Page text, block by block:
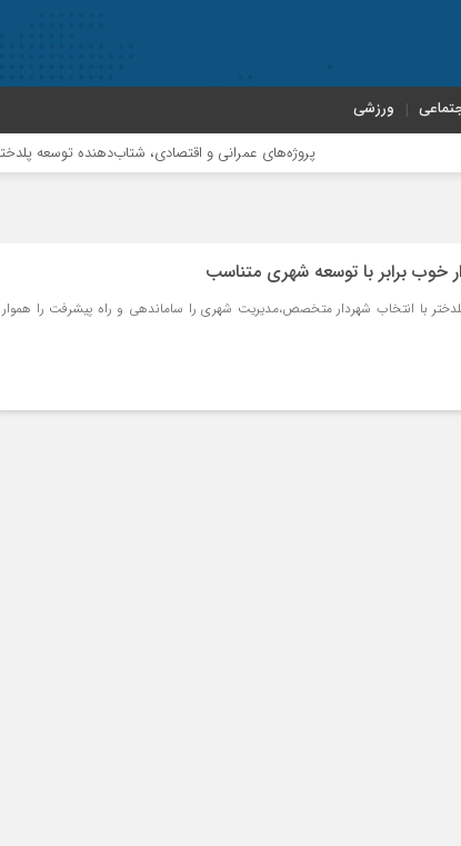
ورزشی
پروژه‌های عمرانی و اقتصادی، شتاب‌دهنده توسعه پلدختر هستند
خوب برابر با توسعه شهری متناسب
با انتخاب شهردار متخصص،مدیریت شهری را ساماندهی و راه پیشرفت را هموار